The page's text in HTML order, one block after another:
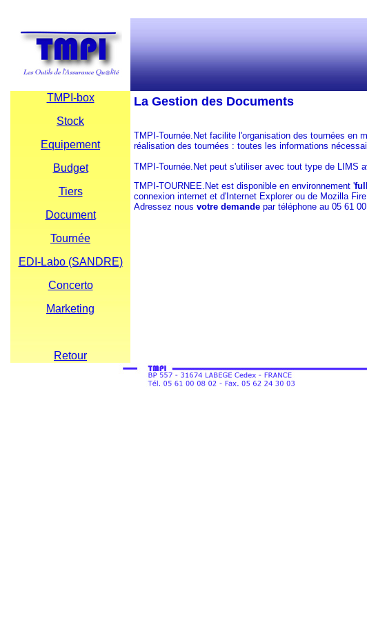
TMPI-box
Stock
Equipement
Budget
Tiers
Document
Tournée
EDI-Labo (SANDRE)
Concerto
Marketing
Retour
La Gestion des Documents
TMPI-Tournée.Net facilite l'organisation des tournées en
réalisation des tournées : toutes les informations
TMPI-Tournée.Net peut s'utiliser avec tout type de LIMS
TMPI-TOURNEE.Net est disponible en environnement '
connexion internet et d'Internet Explorer ou de Mozilla
Adressez nous votre demande par téléphone au 05 61